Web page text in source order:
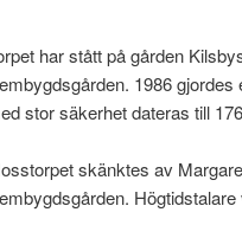
har stått på gården
1986
stor säkerhet dateras till
skänktes av